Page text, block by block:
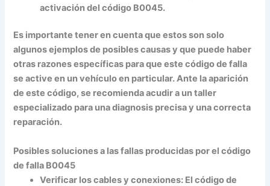
activación del código B0045.
Es importante tener en cuenta que estos son solo
algunos ejemplos de posibles causas y que puede haber
otras razones específicas para que este código de falla
se active en un vehículo en particular. Ante la aparición
de este código, se recomienda acudir a un taller
especializado para una diagnosis precisa y una correcta
reparación.
Posibles soluciones a las fallas producidas por el código
de falla B0045
Verificar los cables y conexiones: El código de